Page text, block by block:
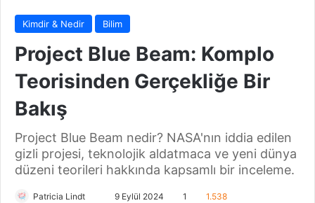
Kimdir & Nedir Bilim
Project Blue Beam: Komplo
Teorisinden Gerçekliğe Bir
Bakış
Project Blue Beam nedir? NASA'nın iddia edilen
gizli projesi, teknolojik aldatmaca ve yeni dünya
düzeni teorileri hakkında kapsamlı bir inceleme.
Patricia Lindt 9 Eylül 2024 1 1.538